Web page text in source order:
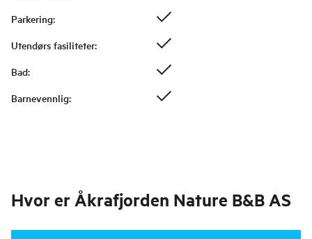
Parkering:
Utendørs fasiliteter:
Bad:
Barnevennlig:
Hvor er Åkrafjorden Nature B&B AS